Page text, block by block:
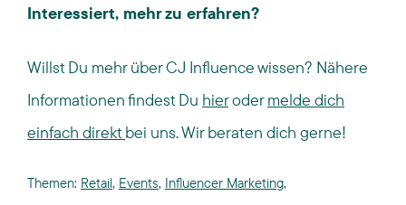
Interessiert, mehr zu erfahren?
Willst Du mehr über CJ Influence wissen? Nähere
Informationen findest Du hierodermelde dich
einfach direkt bei uns. Wir beraten dich gerne!
Themen: Retail, Events, Influencer Marketing,